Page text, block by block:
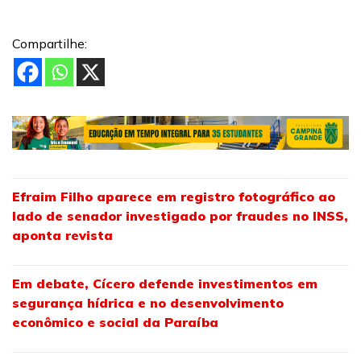
Compartilhe:
Efraim Filho aparece em registro fotográfico ao
lado de senador investigado por fraudes no INSS,
aponta revista
Em debate, Cícero defende investimentos em
segurança hídrica e no desenvolvimento
econômico e social da Paraíba